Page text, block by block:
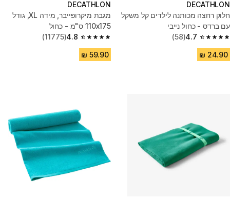
DECATHLON
חלוק רחצה מכותנה לילדים קל משקל
עם ברדס - כחול נייבי
4.7
4.7 out of 5 stars from 58 reviews
(58)
DECATHLON
מגבת מיקרופייבר, מידה XL, גודל
110x175 ס"מ - כחול
4.8
4.8 out of 5 stars from 11775 reviews
(11775)